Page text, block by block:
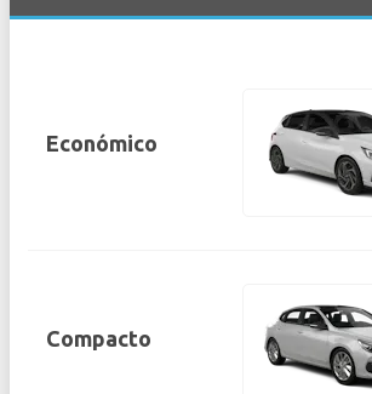
Económico
Compacto